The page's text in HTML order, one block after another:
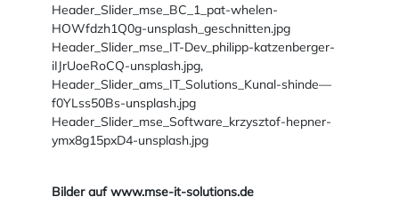
Header_Slider_mse_BC_1_pat-whelen-
HOWfdzh1Q0g-unsplash_geschnitten.jpg
Header_Slider_mse_IT-Dev_philipp-katzenberger-
iIJrUoeRoCQ-unsplash.jpg,
Header_Slider_ams_IT_Solutions_Kunal-shinde—
f0YLss50Bs-unsplash.jpg
Header_Slider_mse_Software_krzysztof-hepner-
ymx8g15pxD4-unsplash.jpg
Bilder auf www.mse-it-solutions.de